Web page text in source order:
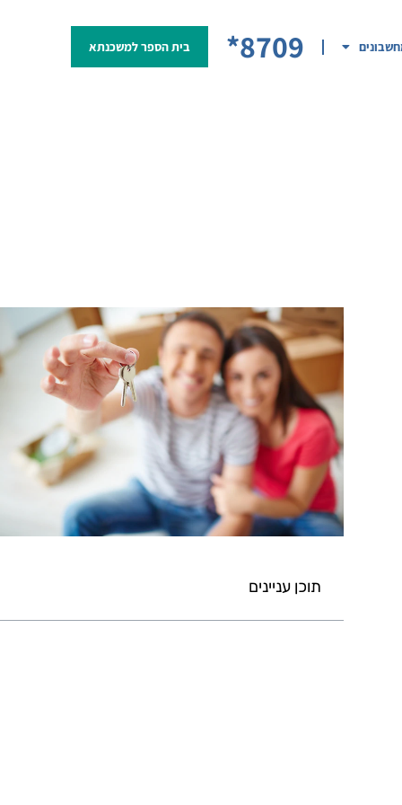
8709* בית הספר למשכנתא
תוכן עניינים